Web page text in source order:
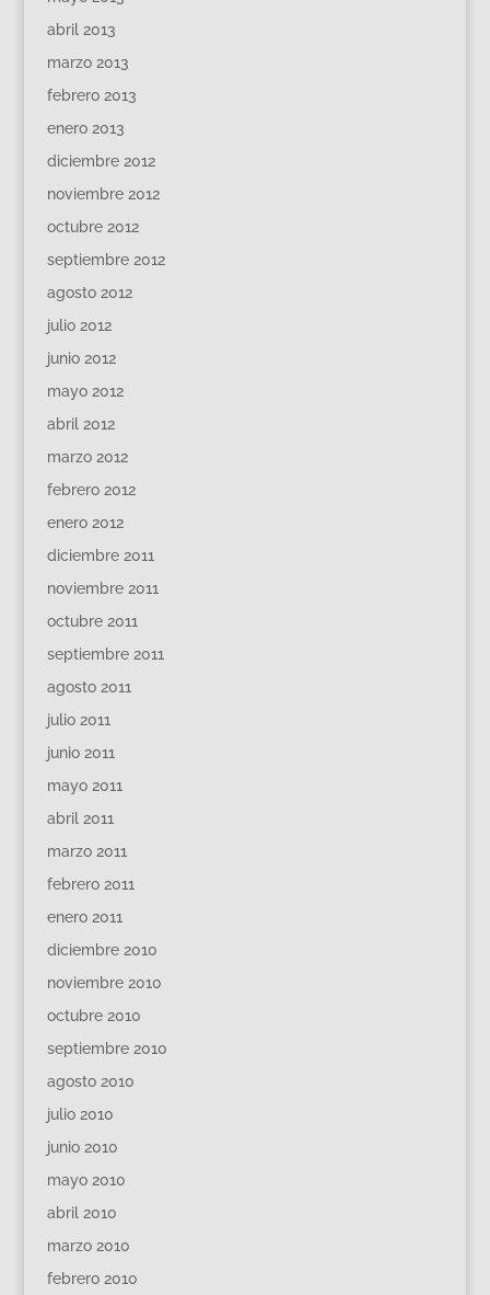
abril 2013
marzo 2013
febrero 2013
enero 2013
diciembre 2012
noviembre 2012
octubre 2012
septiembre 2012
agosto 2012
julio 2012
junio 2012
mayo 2012
abril 2012
marzo 2012
febrero 2012
enero 2012
diciembre 2011
noviembre 2011
octubre 2011
septiembre 2011
agosto 2011
julio 2011
junio 2011
mayo 2011
abril 2011
marzo 2011
febrero 2011
enero 2011
diciembre 2010
noviembre 2010
octubre 2010
septiembre 2010
agosto 2010
julio 2010
junio 2010
mayo 2010
abril 2010
marzo 2010
febrero 2010